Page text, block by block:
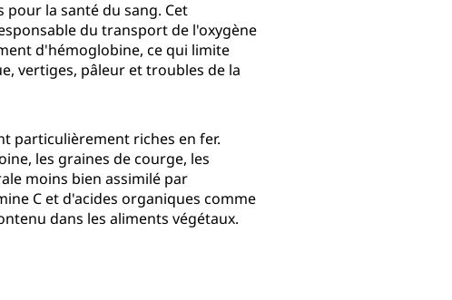
la santé du sang. Cet
du transport de l'oxygène
d'hémoglobine, ce qui limite
vertiges, pâleur et troubles de la
particulièrement riches en fer.
les graines de courge, les
moins bien assimilé par
C et d'acides organiques comme
dans les aliments végétaux.